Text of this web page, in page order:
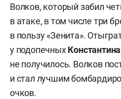
Волков, который забил
в атаке, в том числе три
в пользу «Зенита».
у подопечных
не получилось. Волков
и стал лучшим
очков.